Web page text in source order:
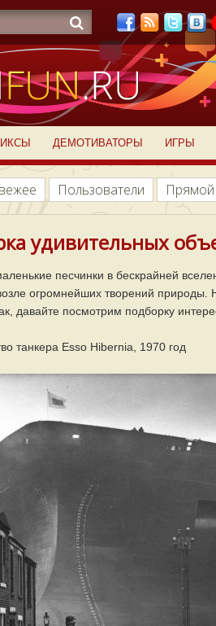
ДЕМОТИВАТОРЫ ИГРЫ
Пользователи
удивительных
песчинки в бескрайней
огромнейших творений природы.
давайте посмотрим подборку
танкера Esso Hibernia, 1970 год